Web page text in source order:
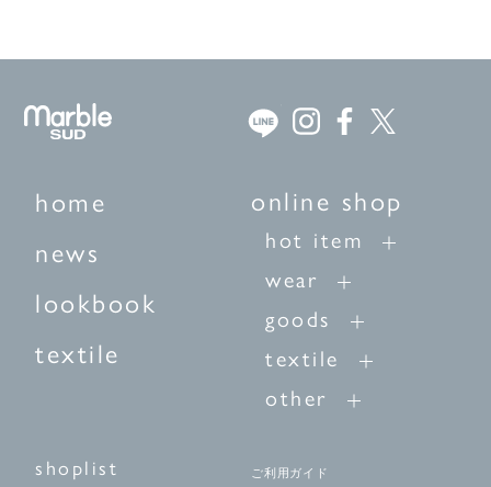
home
news
lookbook
textile
online shop
hot item
wear
goods
textile
other
shoplist ご利用ガイド